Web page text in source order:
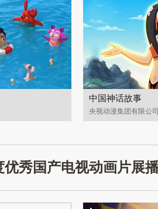
中国神话故事
央视动漫集团有限公
优秀国产电视动画片展